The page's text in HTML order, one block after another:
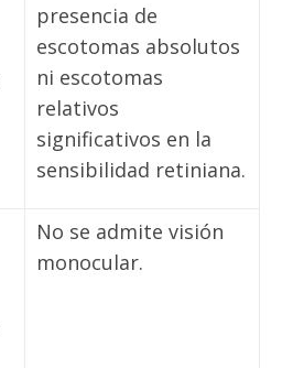
presencia de
escotomas absolutos
ni escotomas
relativos
significativos en la
sensibilidad retiniana.
No se admite visión
monocular.